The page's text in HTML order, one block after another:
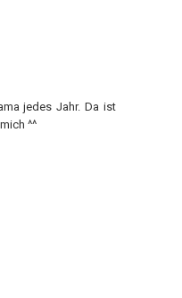
jedes Jahr. Da ist
^^